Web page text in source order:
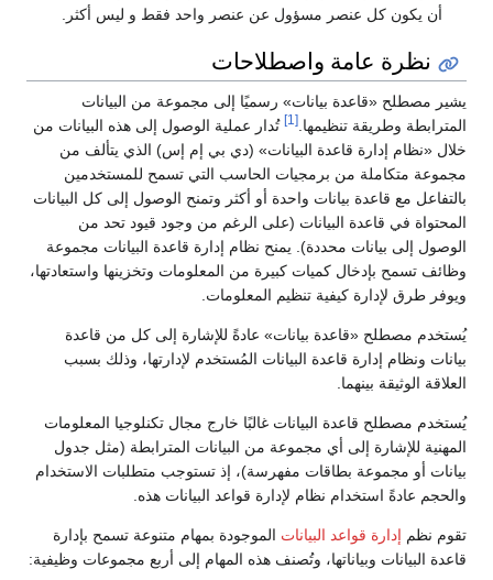
أن يكون كل عنصر مسؤول عن عنصر واحد فقط و ليس أكثر.
نظرة عامة واصطلاحات
يشير مصطلح «قاعدة بيانات» رسميًا إلى مجموعة من البيانات
المترابطة وطريقة تنظيمها. [1]
تُدار عملية الوصول إلى هذه البيانات من
خلال «نظام إدارة قاعدة البيانات» (دي بي إم إس) الذي يتألف من
مجموعة متكاملة من برمجيات الحاسب التي تسمح للمستخدمين
بالتفاعل مع قاعدة بيانات واحدة أو أكثر وتمنح الوصول إلى كل البيانات
المحتواة في قاعدة البيانات (على الرغم من وجود قيود تحد من
الوصول إلى بيانات محددة). يمنح نظام إدارة قاعدة البيانات مجموعة
وظائف تسمح بإدخال كميات كبيرة من المعلومات وتخزينها واستعادتها،
ويوفر طرق لإدارة كيفية تنظيم المعلومات.
يُستخدم مصطلح «قاعدة بيانات» عادةً للإشارة إلى كل من قاعدة
بيانات ونظام إدارة قاعدة البيانات المُستخدم لإدارتها، وذلك بسبب
العلاقة الوثيقة بينهما.
يُستخدم مصطلح قاعدة البيانات غالبًا خارج مجال تكنلوجيا المعلومات
المهنية للإشارة إلى أي مجموعة من البيانات المترابطة (مثل جدول
بيانات أو مجموعة بطاقات مفهرسة)، إذ تستوجب متطلبات الاستخدام
والحجم عادةً استخدام نظام لإدارة قواعد البيانات هذه.
تقوم نظم إدارة قواعد البيانات الموجودة بمهام متنوعة تسمح بإدارة
قاعدة البيانات وبياناتها، وتُصنف هذه المهام إلى أربع مجموعات وظيفية: